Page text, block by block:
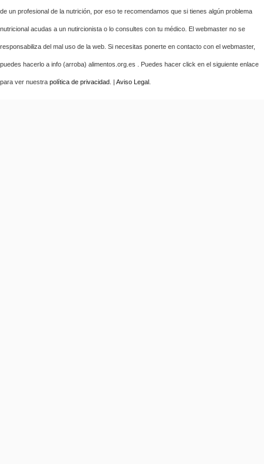
de un profesional de la nutrición, por eso te recomendamos que si tienes algún problema
nutricional acudas a un nutircionista o lo consultes con tu médico. El webmaster no se
responsabiliza del mal uso de la web. Si necesitas ponerte en contacto con el webmaster,
puedes hacerlo a info (arroba) alimentos.org.es . Puedes hacer click en el siguiente enlace
para ver nuestra política de privacidad . | Aviso Legal